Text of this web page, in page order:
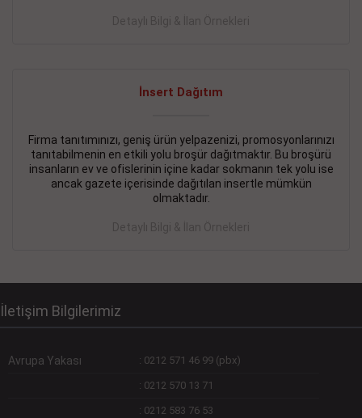
Detaylı Bilgi & İlan Örnekleri
İnsert Dağıtım
Firma tanıtımınızı, geniş ürün yelpazenizi, promosyonlarınızı
tanıtabilmenin en etkili yolu broşür dağıtmaktır. Bu broşürü
insanların ev ve ofislerinin içine kadar sokmanın tek yolu ise
ancak gazete içerisinde dağıtılan insertle mümkün
olmaktadır.
Detaylı Bilgi & İlan Örnekleri
İletişim Bilgilerimiz
Avrupa Yakası : 0212 571 46 99 (pbx)
: 0212 570 13 71
: 0212 583 76 53
DEVREMÜLK KİRALIK İlanı- 11.09.2018
SİNYE Tekstile Şoförlüğü olan 35 yaşını aşmamış, Depo
elemanı alınacaktır. Osmanbey, Şişli
Devamını Gör